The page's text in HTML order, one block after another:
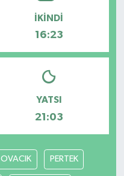
İKINDI
16:23
YATSI
21:03
OVACIK PERTEK